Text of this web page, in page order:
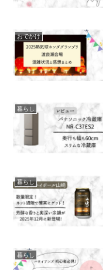
おでかけ
暮らし
暮らし
暮らし